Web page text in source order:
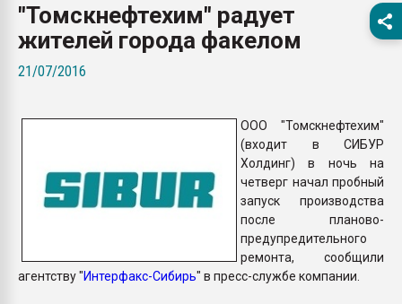
пластмасс
28.07.2026
ПЕРЕЙТИ НА
"Томскнефтехим" радует
жителей города факелом
21/07/2016
ООО "Томскнефтехим"
(входит в СИБУР
Холдинг) в ночь на
четверг начал пробный
запуск производства
после планово-
предупредительного
ремонта, сообщили
агентству "Интерфакс-Сибирь" в пресс-службе компании.